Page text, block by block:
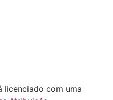
licenciado com uma